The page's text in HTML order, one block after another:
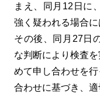
まえ、同月12日に
強く疑われる場合に
その後、同月27日
な判断により検査
めて申し合わせを
合わせに基づき、